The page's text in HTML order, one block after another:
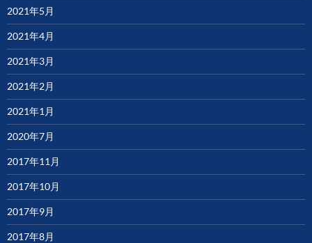
2021年5月
2021年4月
2021年3月
2021年2月
2021年1月
2020年7月
2017年11月
2017年10月
2017年9月
2017年8月